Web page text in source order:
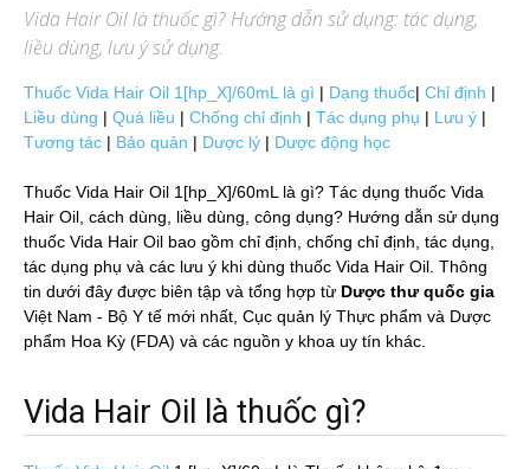
Vida Hair Oillà thuốc gì? Hướng dẫn sử dụng: tác dụng,
liều dùng, lưu ý sử dụng.
Thuốc Vida Hair Oil 1[hp_X]/60mL là gì | Dạng thuốc| Chỉ định |
Liều dùng | Quá liều | Chống chỉ định | Tác dụng phụ | Lưu ý |
Tương tác | Bảo quản | Dược lý | Dược động học
Thuốc Vida Hair Oil 1[hp_X]/60mL là gì? Tác dụng thuốc Vida
Hair Oil, cách dùng, liều dùng, công dụng? Hướng dẫn sử dụng
thuốc Vida Hair Oil bao gồm chỉ định, chống chỉ định, tác dụng,
tác dụng phụ và các lưu ý khi dùng thuốc Vida Hair Oil. Thông
tin dưới đây được biên tập và tổng hợp từ Dược thư quốc gia
Việt Nam - Bộ Y tế mới nhất, Cục quản lý Thực phẩm và Dược
phẩm Hoa Kỳ (FDA) và các nguồn y khoa uy tín khác.
Vida Hair Oil là thuốc gì?